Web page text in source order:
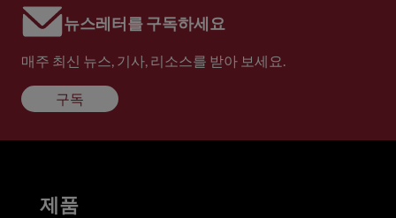
뉴스레터를 구독하세요
매주 최신 뉴스, 기사, 리소스를 받아 보세요.
구독
제품